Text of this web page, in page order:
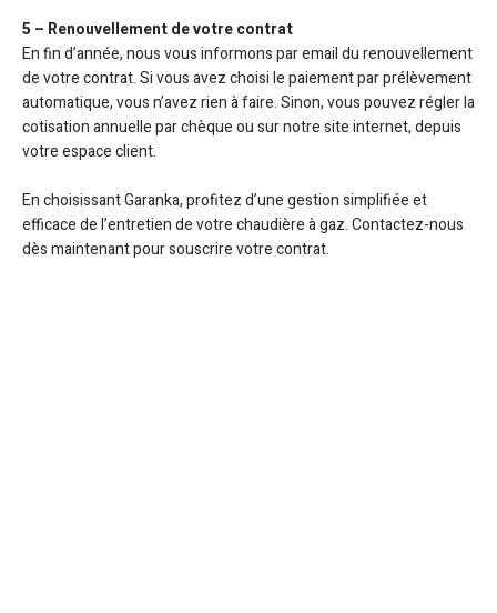
5 – Renouvellement de votre contrat
En fin d’année, nous vous informons par email du renouvellement
de votre contrat. Si vous avez choisi le paiement par prélèvement
automatique, vous n’avez rien à faire. Sinon, vous pouvez régler la
cotisation annuelle par chèque ou sur notre site internet, depuis
votre espace client.
En choisissant Garanka, profitez d’une gestion simplifiée et
efficace de l’entretien de votre chaudière à gaz. Contactez-nous
dès maintenant pour souscrire votre contrat.